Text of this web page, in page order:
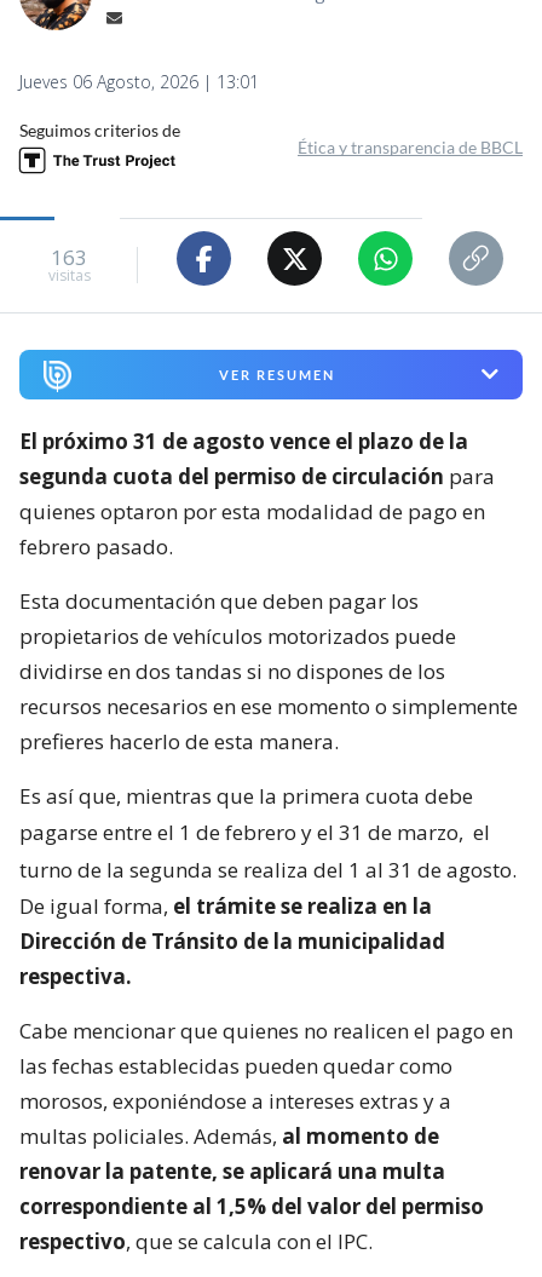
Jueves 06 Agosto, 2026 | 13:01
Seguimos criterios de
Ética y transparencia de BBCL
163
visitas
VER RESUMEN
El próximo 31 de agosto vence el plazo de la
segunda cuota del permiso de circulación para
quienes optaron por esta modalidad de pago en
febrero pasado.
Esta documentación que deben pagar los
propietarios de vehículos motorizados puede
dividirse en dos tandas si no dispones de los
recursos necesarios en ese momento o simplemente
prefieres hacerlo de esta manera.
Es así que, mientras que la primera cuota debe
pagarse entre el 1 de febrero y el 31 de marzo, el
turno de la segunda se realiza del 1 al 31 de agosto.
De igual forma, el trámite se realiza en la
Dirección de Tránsito de la municipalidad
respectiva.
Cabe mencionar que quienes no realicen el pago en
las fechas establecidas pueden quedar como
morosos, exponiéndose a intereses extras y a
multas policiales. Además, al momento de
renovar la patente, se aplicará una multa
correspondiente al 1,5% del valor del permiso
respectivo, que se calcula con el IPC.